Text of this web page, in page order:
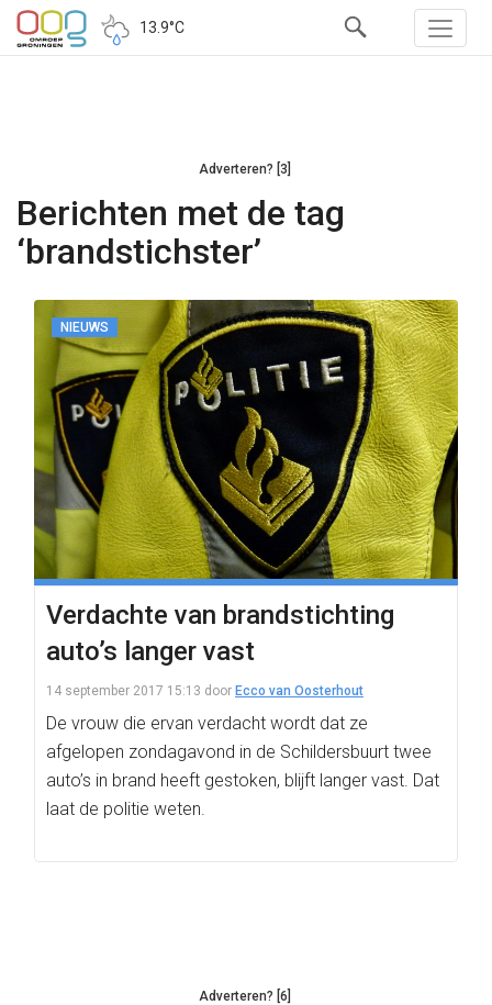
13.9°C
Adverteren? [3]
Berichten met de tag
‘brandstichster’
NIEUWS
Verdachte van brandstichting
auto’s langer vast
14 september 2017 15:13 door Ecco van Oosterhout
De vrouw die ervan verdacht wordt dat ze
afgelopen zondagavond in de Schildersbuurt twee
auto’s in brand heeft gestoken, blijft langer vast. Dat
laat de politie weten.
Adverteren? [6]